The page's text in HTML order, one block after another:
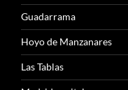
Guadarrama
Hoyo de Manzanares
Las Tablas